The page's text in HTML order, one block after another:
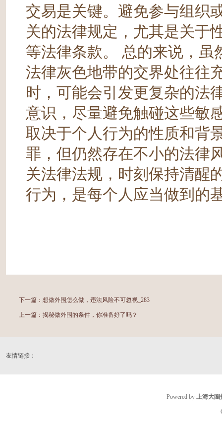
交易是关键。避免参与组织
关的法律规定，尤其是关于
等法律条款。 总的来说，
法律灰色地带的交界处往往
时，可能会引发更复杂的法
意识，尽量避免触碰这些敏
取决于个人行为的性质和背
罪，但仍然存在不小的法律
关法律法规，时刻保持清醒
行为，是每个人应当做到的
下一篇： 想做外围怎么做，违法风险不可忽视_283
上一篇： 揭秘做外围的条件，你准备好了吗？
友情链接：
Powered by 上海大圈